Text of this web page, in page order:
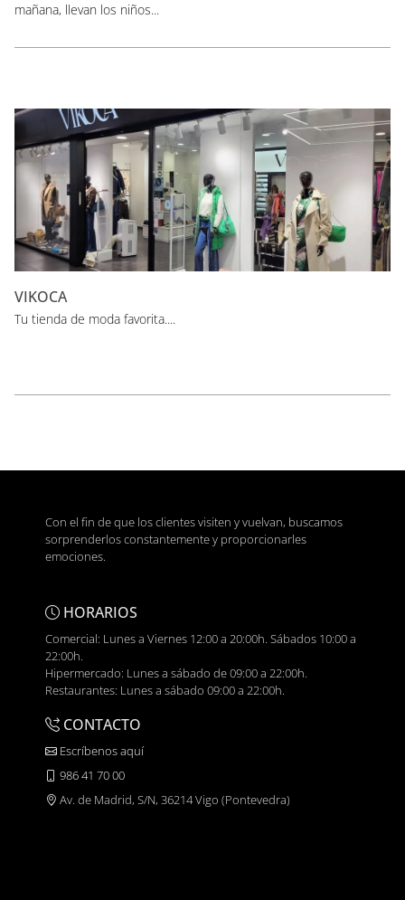
mañana, llevan los niños...
VIKOCA
Tu tienda de moda favorita....
Con el fin de que los clientes visiten y vuelvan, buscamos
sorprenderlos constantemente y proporcionarles
emociones.
HORARIOS
Comercial: Lunes a Viernes 12:00 a 20:00h. Sábados 10:00 a
22:00h.
Hipermercado: Lunes a sábado de 09:00 a 22:00h.
Restaurantes: Lunes a sábado 09:00 a 22:00h.
CONTACTO
Escríbenos aquí
986 41 70 00
Av. de Madrid, S/N, 36214 Vigo (Pontevedra)